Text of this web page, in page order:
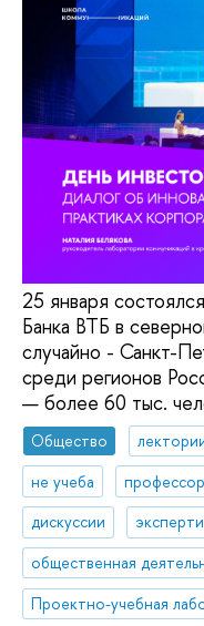
25 января
Банка ВТБ в
случайно - Санкт-
среди регионов
— более 60 тыс.
Общество
не учеба
дискуссии
общественная